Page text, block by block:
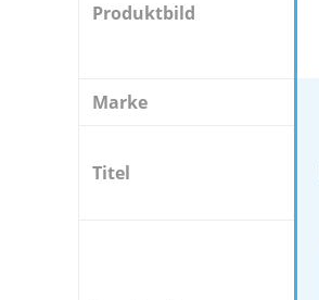
Produktbild
Marke
Titel